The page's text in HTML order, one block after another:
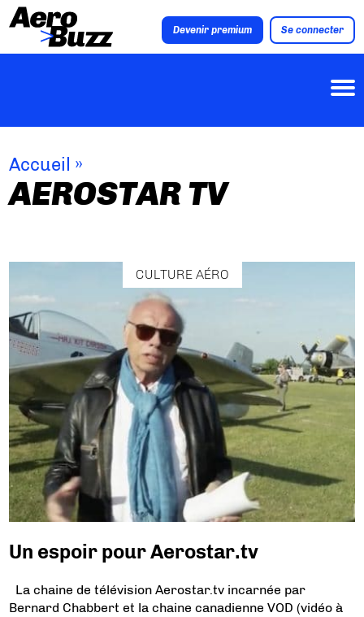
Devenir premium Se connecter
Accueil »
AEROSTAR TV
CULTURE AÉRO
Un espoir pour Aerostar.tv
La chaine de télévision Aerostar.tv incarnée par
Bernard Chabbert et la chaine canadienne VOD (vidéo à